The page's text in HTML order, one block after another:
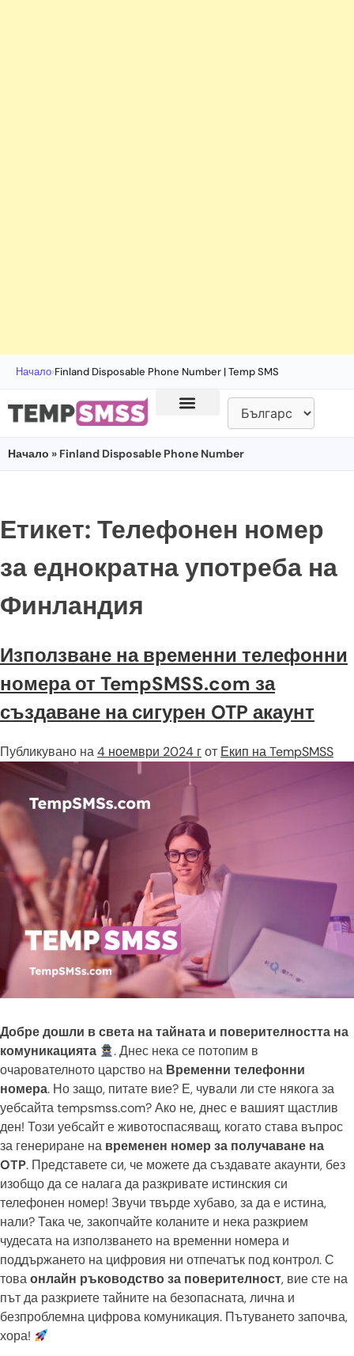
Начало›Finland Disposable Phone Number | Temp SMS
Начало » Finland Disposable Phone Number
Етикет: Телефонен номер
за еднократна употреба на
Финландия
Използване на временни телефонни
номера от TempSMSS.com за
създаване на сигурен OTP акаунт
Публикувано на4 ноември 2024 гот Екип на TempSMSS
Добре дошли в света на тайната и поверителността на
комуникацията
. Днес нека се потопим в
очарователното царство на Временни телефонни
номера. Но защо, питате вие? Е, чували ли сте някога за
уебсайта tempsmss.com? Ако не, днес е вашият щастлив
ден! Този уебсайт е животоспасяващ, когато става въпрос
за генериране на временен номер за получаване на
OTP. Представете си, че можете да създавате акаунти, без
изобщо да се налага да разкривате истинския си
телефонен номер! Звучи твърде хубаво, за да е истина,
нали? Така че, закопчайте коланите и нека разкрием
чудесата на използването на временни номера и
поддържането на цифровия ни отпечатък под контрол. С
товаонлайн ръководство за поверителност, вие сте на
път да разкриете тайните на безопасната, лична и
безпроблемна цифрова комуникация. Пътуването започва,
хора!